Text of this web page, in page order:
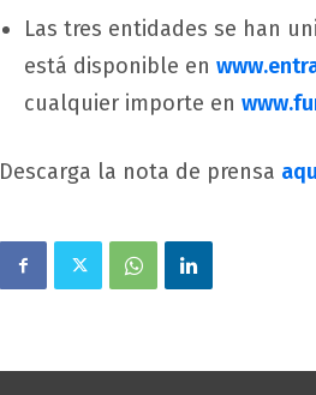
Las tres entidades se han
está disponible en
cualquier importe en
Descarga la nota de prensa